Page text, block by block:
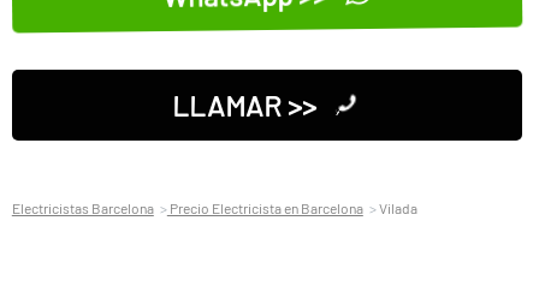
LLAMAR >>
Electricistas Barcelona Precio Electricista en Barcelona Vilada